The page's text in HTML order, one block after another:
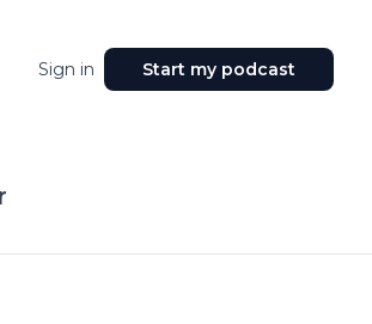
Sign in Start my podcast